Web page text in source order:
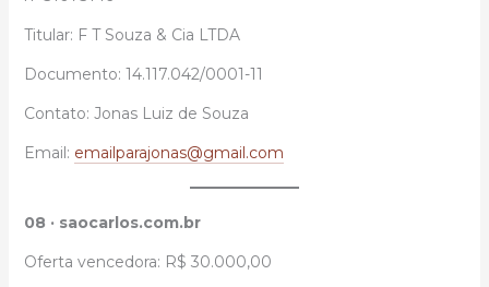
Titular: F T Souza & Cia LTDA
Documento: 14.117.042/0001-11
Contato: Jonas Luiz de Souza
Email: emailparajonas@gmail.com
08 · saocarlos.com.br
Oferta vencedora: R$ 30.000,00